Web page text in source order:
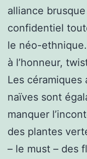
alliance
confidentiel
le néo-
à l’honneur,
Les céramiques
naïves sont
manquer
des plantes
– le must – des